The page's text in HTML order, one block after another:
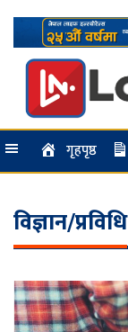
गृहपृष्ठ
विज्ञान/प्रविधि